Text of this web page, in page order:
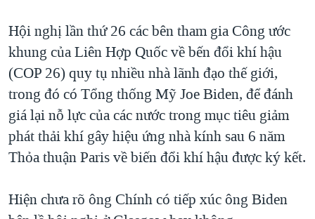
Hội nghị lần thứ 26 các bên tham gia Công ước
khung của Liên Hợp Quốc về bến đổi khí hậu
(COP 26) quy tụ nhiều nhà lãnh đạo thế giới,
trong đó có Tổng thống Mỹ Joe Biden, để đánh
giá lại nỗ lực của các nước trong mục tiêu giảm
phát thải khí gây hiệu ứng nhà kính sau 6 năm
Thỏa thuận Paris về biến đổi khí hậu được ký kết.
Hiện chưa rõ ông Chính có tiếp xúc ông Biden